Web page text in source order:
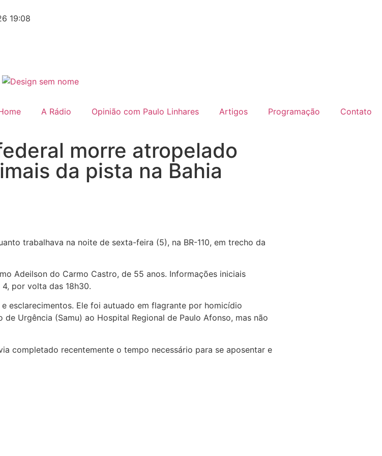
19:08
A Rádio Opinião com Paulo Linhares Artigos Programação Contato
morre atropelado
da pista na Bahia
trabalhava na noite de sexta-feira (5), na BR-110, em trecho da
Adeilson do Carmo Castro, de 55 anos. Informações iniciais
por volta das 18h30.
esclarecimentos. Ele foi autuado em flagrante por homicídio
Urgência (Samu) ao Hospital Regional de Paulo Afonso, mas não
completado recentemente o tempo necessário para se aposentar e